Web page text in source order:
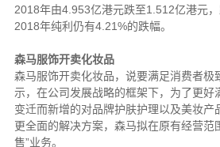
2018年由4.953亿港元跌至1.512亿港元，
2018年纯利仍有4.21%的跌幅。
森马服饰开卖化妆品
森马服饰开卖化妆品，说要满足消费者极
示，在公司发展战略的框架下，为了更好
变迁而新增的对品牌护肤护理以及美妆产
更全面的解决方案，森马拟在原有经营范
售”业务。